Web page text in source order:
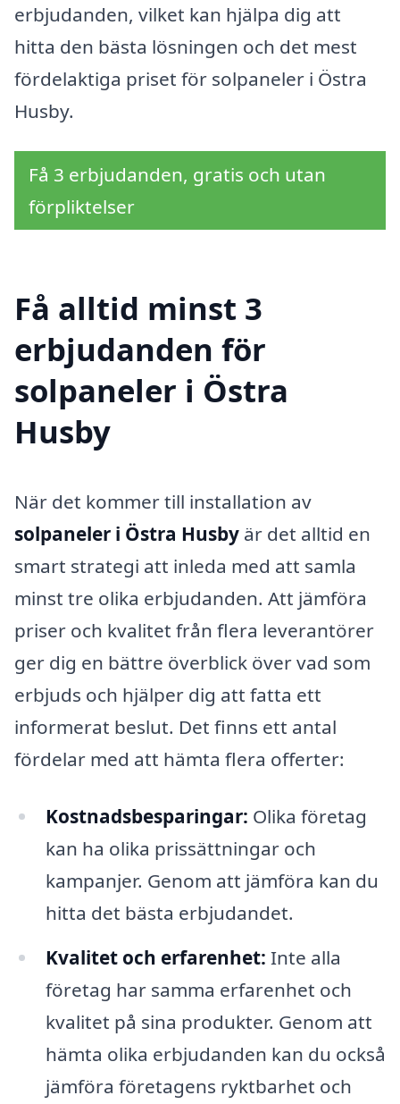
erbjudanden, vilket kan hjälpa dig att
hitta den bästa lösningen och det mest
fördelaktiga priset för solpaneler i Östra
Husby.
Få 3 erbjudanden, gratis och utan
förpliktelser
Få alltid minst 3
erbjudanden för
solpaneler i Östra
Husby
När det kommer till installation av
solpaneler i Östra Husby är det alltid en
smart strategi att inleda med att samla
minst tre olika erbjudanden. Att jämföra
priser och kvalitet från flera leverantörer
ger dig en bättre överblick över vad som
erbjuds och hjälper dig att fatta ett
informerat beslut. Det finns ett antal
fördelar med att hämta flera offerter:
Kostnadsbesparingar: Olika företag
kan ha olika prissättningar och
kampanjer. Genom att jämföra kan du
hitta det bästa erbjudandet.
Kvalitet och erfarenhet: Inte alla
företag har samma erfarenhet och
kvalitet på sina produkter. Genom att
hämta olika erbjudanden kan du också
jämföra företagens ryktbarhet och